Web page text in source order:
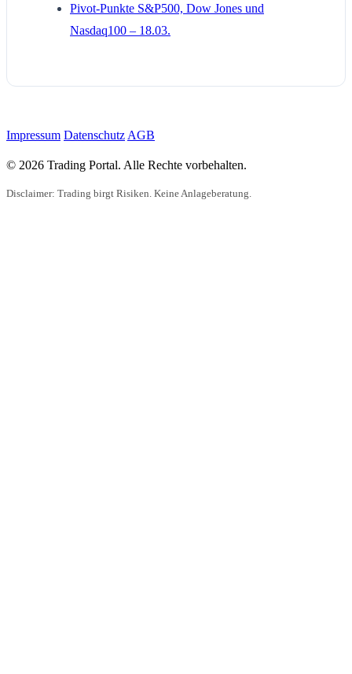
Pivot-Punkte S&P500, Dow Jones und
Nasdaq100 – 18.03.
Impressum Datenschutz AGB
© 2026 Trading Portal. Alle Rechte vorbehalten.
Disclaimer: Trading birgt Risiken. Keine Anlageberatung.